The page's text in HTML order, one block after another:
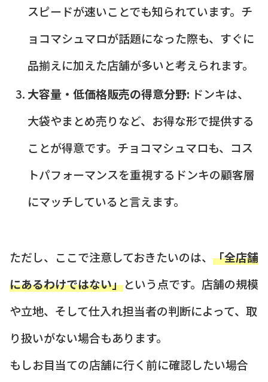
スピードが速いことでも知られています。チ
ョコマシュマロが話題になった際も、すぐに
品揃えに加えた店舗が多いと考えられます。
大容量・低価格販売の得意分野: ドンキは、
大袋やまとめ売りなど、お得な形で提供する
ことが得意です。チョコマシュマロも、コス
トパフォーマンスを重視するドンキの顧客層
にマッチしていると言えます。
ただし、ここで注意しておきたいのは、 「全店舗
にあるわけではない」という点です。店舗の規模
や立地、そして仕入れ担当者の判断によって、取
り扱いがない場合もあります。
もしお目当ての店舗に行く前に確認したい場合